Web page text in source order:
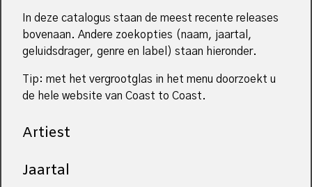
In deze catalogus staan de meest recente releases
bovenaan. Andere zoekopties (naam, jaartal,
geluidsdrager, genre en label) staan hieronder.
Tip: met het vergrootglas in het menu doorzoekt u
de hele website van Coast to Coast.
Artiest
Jaartal